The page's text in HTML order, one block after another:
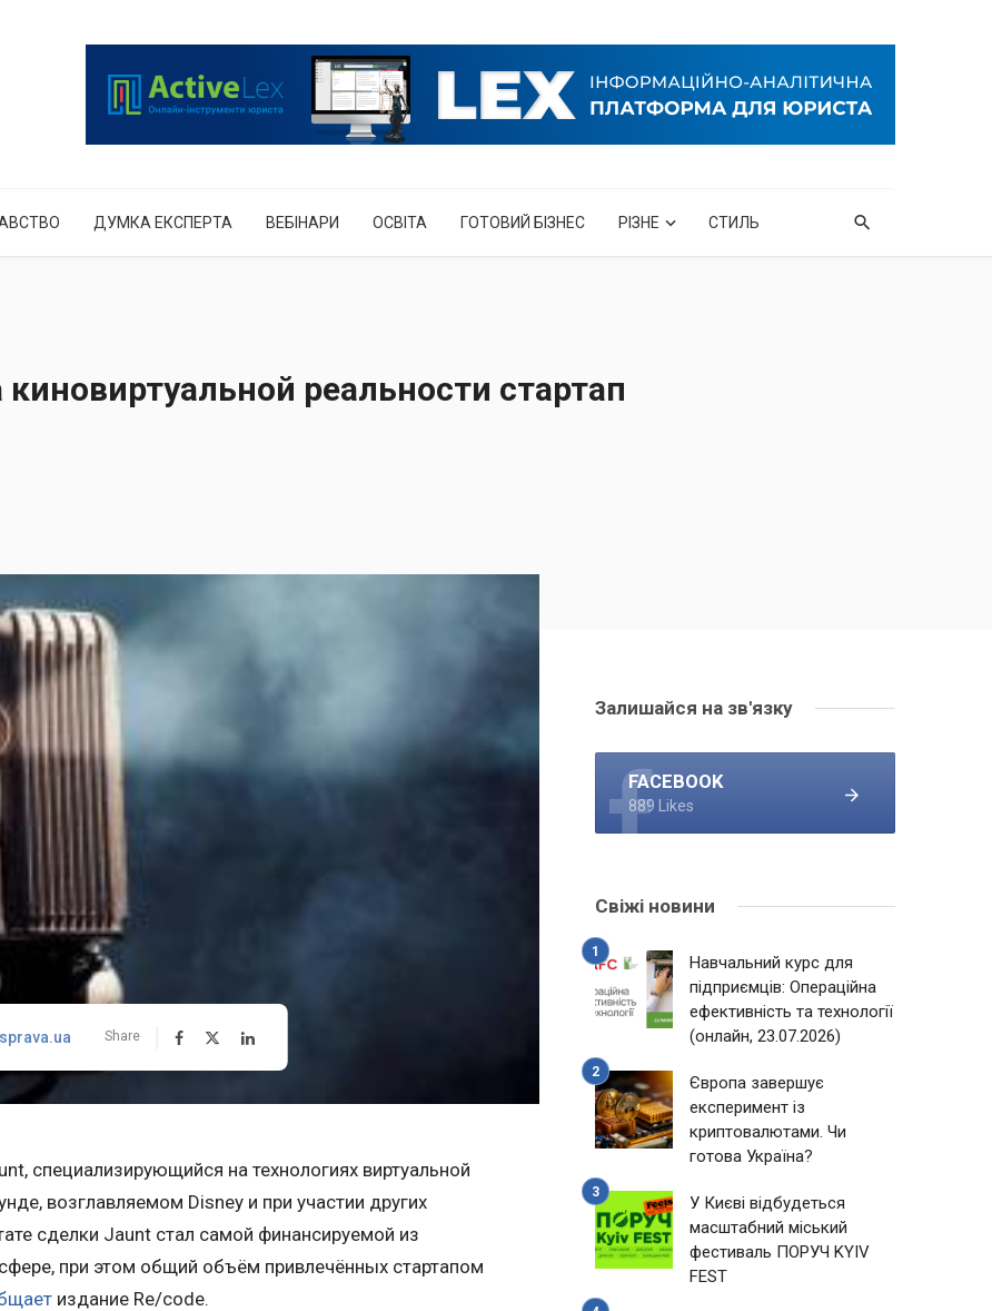
ДУМКА ЕКСПЕРТА ВЕБІНАРИ ОСВІТА ГОТОВИЙ БІЗНЕС РІЗНЕ СТИЛЬ
реальности стартап
Share
специализирующийся на технологиях виртуальной
возглавляемом Disney и при участии других
сделки Jaunt стал самой финансируемой из
при этом общий объём привлечённых стартапом
издание Re/code.
Залишайся на зв'язку
FACEBOOK
889 Likes
Свіжі новини
Навчальний курс для
підприємців: Операційна
ефективність та технології
(онлайн, 23.07.2026)
Європа завершує
експеримент із
криптовалютами. Чи
готова Україна?
У Києві відбудеться
масштабний міський
фестиваль ПОРУЧ KYIV
FEST